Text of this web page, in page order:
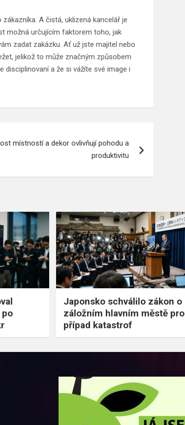
A čistá, uklizená kancelář je
možná určujícím faktorem toho, jak
zadat zakázku. Ať už jste majitel nebo
jelikož to může značným způsobem
disciplinovaní a že si vážíte své image i
místností a dekor ovlivňují pohodu a
produktivitu
Japonsko schválilo zákon o
záložním hlavním městě pro
případ katastrof